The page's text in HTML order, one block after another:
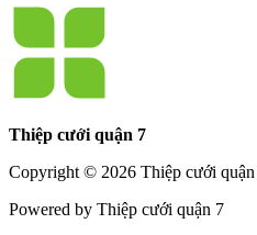
Thiệp cưới quận 7
Copyright © 2026 Thiệp cưới
Powered by Thiệp cưới quận 7